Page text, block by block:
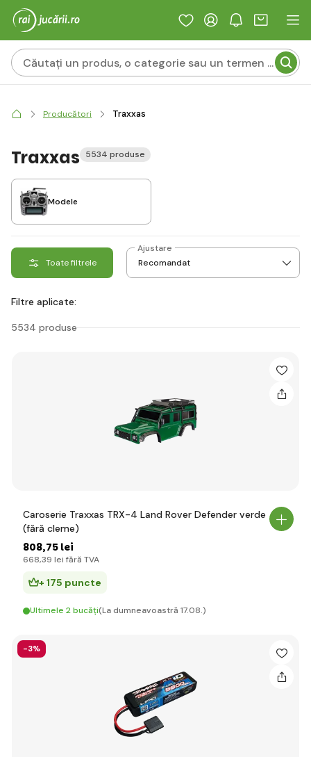
Producători Traxxas
Traxxas 5534 produse
Modele
Toate filtrele
Ajustare
Filtre aplicate:
5534 produse
Caroserie Traxxas TRX-4 Land Rover Defender verde
(fără cleme)
808,75 lei
668,39 lei fără TVA
+ 175 puncte
Ultimele 2 bucăți(La dumneavoastră 17.08.)
-3%